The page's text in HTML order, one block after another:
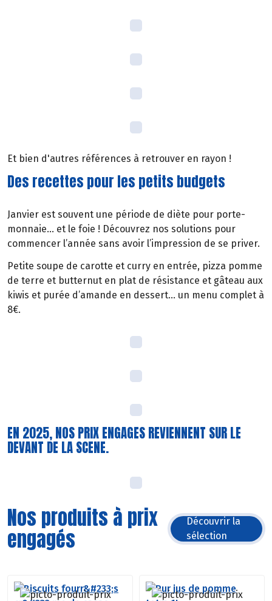
Et bien d'autres références à retrouver en rayon !
Des recettes pour les petits budgets
Janvier est souvent une période de diète pour porte-
monnaie… et le foie ! Découvrez nos solutions pour
commencer l’année sans avoir l’impression de se priver.
Petite soupe de carotte et curry en entrée, pizza pomme
de terre et butternut en plat de résistance et gâteau aux
kiwis et purée d’amande en dessert… un menu complet à
8€.
EN 2025, NOS PRIX ENGAGES REVIENNENT SUR LE
DEVANT DE LA SCENE.
Nos produits à prix
engagés
Découvrir la
sélection